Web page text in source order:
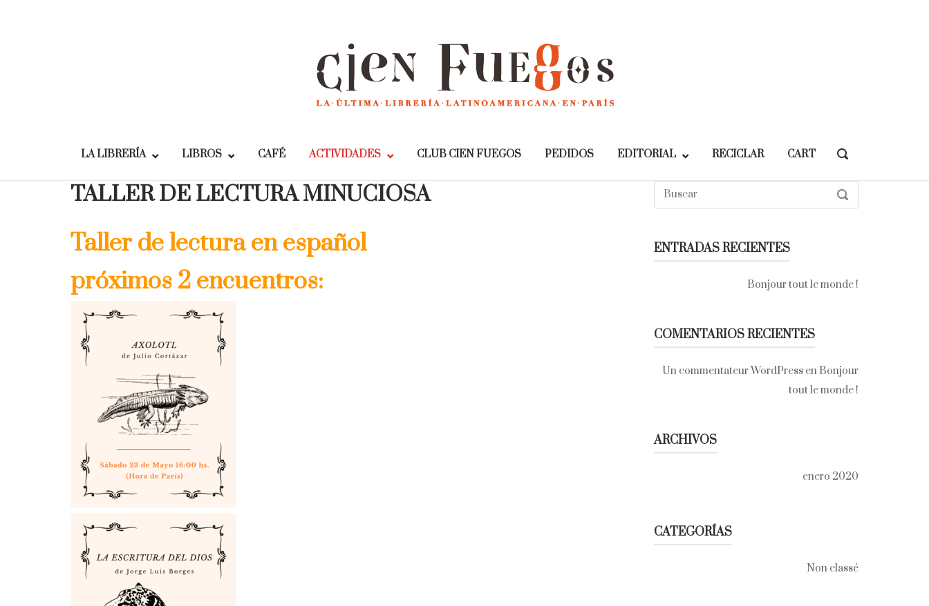
LA LIBRERÍA LIBROS CAFÉ ACTIVIDADES CLUB CIEN FUEGOS PEDIDOS EDITORIAL RECICLAR CART
OPEN
BAR
TALLER DE LECTURA MINUCIOSA
Taller de lectura en español
próximos 2 encuentros:
Buscar:
SEARCH
ENTRADAS RECIENTES
Bonjour tout le monde !
COMENTARIOS RECIENTES
Un commentateur WordPress en Bonjour
tout le monde !
ARCHIVOS
enero 2020
CATEGORÍAS
Non classé